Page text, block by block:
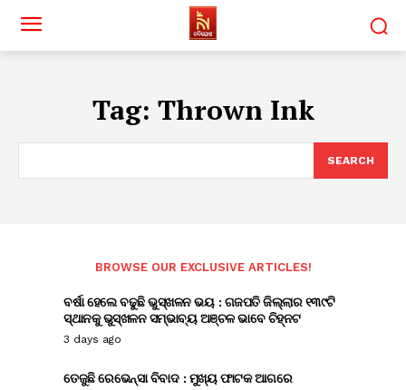
Tag: Thrown Ink
SEARCH
BROWSE OUR EXCLUSIVE ARTICLES!
ବର୍ଷା ହେଲେ ବଢୁଛି ଭୁସ୍ଖଳନ ଭୟ : ଗଜପତି ଜିଲ୍ଲାର ୧୩୯ଟି
ସ୍ଥାନକୁ ଭୁସ୍ଖଳନ ସମ୍ଭାବ୍ୟ ଅଞ୍ଚଳ ଭାବେ ଚିହ୍ନଟ
3 days ago
ତେଜୁଛି ରେଭେନ୍ସା ବିବାଦ : ମୁଖ୍ୟ ଫାଟକ ଆଗରେ